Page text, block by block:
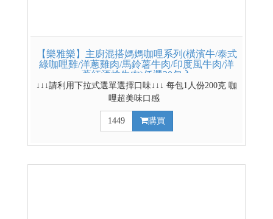
【樂雅樂】主廚混搭媽媽咖哩系列(橫濱牛/泰式
綠咖哩雞/洋蔥雞肉/馬鈴薯牛肉/印度風牛肉/洋
蔥紅酒燴牛肉)任選20包入
↓↓↓請利用下拉式選單選擇口味↓↓↓ 每包1人份200克 咖
哩超美味口感
1449 購買